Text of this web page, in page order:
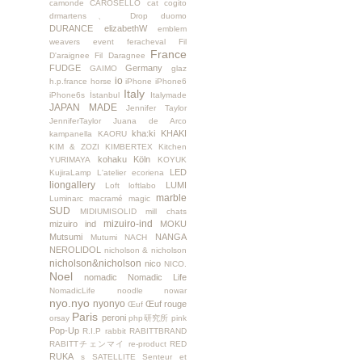
camonde CAROSELLO cat
cogito
drmartens、
Drop duomo
DURANCE elizabethW
emblem
weavers
event feracheval
Fil
D'araignee
Fil Daragnee France
FUDGE GAIMO Germany
glaz
h.p.france horse io iPhone iPhone6
iPhone6s
İstanbul Italy Italymade
JAPAN MADE
Jennifer Taylor
JenniferTaylor
Juana de Arco
kampanella
KAORU kha:ki KHAKI
KIM & ZOZI KIMBERTEX
Kitchen
YURIMAYA
kohaku Köln
KOYUK
KujiraLamp
L'atelier ecoriena LED
liongallery Loft loftlabo LUMI
Luminarc macramé magic
marble
SUD
MIDIUMISOLID mill chats
mizuiro ind mizuiro-ind
MOKU
Mutsumi
Mutumi NACH
NANGA
NEROLIDOL
nicholson & nicholson
nicholson&nicholson nico NICO.
Noel nomadic Nomadic Life
NomadicLife noodle nowar
nyo.nyo nyonyo Œuf Œuf rouge
orsay Paris peroni php研究所 pink
Pop-Up R.I.P rabbit RABITTBRAND
RABITTチェンマイ
re-product RED
RUKA s SATELLITE Senteur et